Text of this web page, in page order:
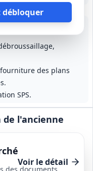
débloquer
des plans
SPS.
Visite
l'ancienne
de l'Isère
Voir le détail